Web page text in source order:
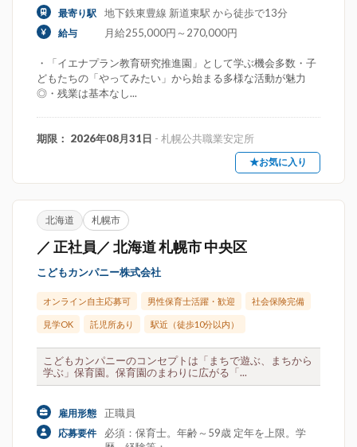
最寄り駅 地下鉄東豊線 新道東駅 から徒歩で13分
給与 月給255,000円～270,000円
・「イエナプラン教育研究推進園」として学ぶ機会多数・子
どもたちの「やってみたい」から始まる多様な活動が魅力
◎・残業は基本なし...
期限： 2026年08月31日 - 札幌公共職業安定所
★お気に入り
北海道 札幌市
／ 正社員／ 北海道 札幌市 中央区
こどもカンパニー株式会社
オンライン自主応募可 男性保育士活躍・歓迎 社会保険完備
見学OK 託児所あり 駅近（徒歩10分以内）
こどもカンパニーのコンセプトは「まちで遊ぶ、まちから
学ぶ」保育園。保育園のまわりに広がる「...
雇用形態 正職員
応募要件
必須：保育士。年齢～59歳 定年を上限。学